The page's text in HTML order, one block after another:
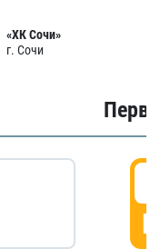
«ХК Сочи»
г. Сочи